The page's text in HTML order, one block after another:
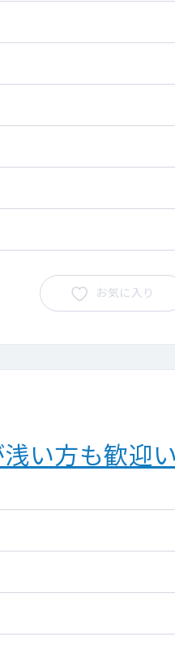
お気に入り
い方も歓迎